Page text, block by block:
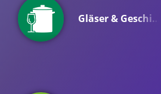
Gläser & Geschi…